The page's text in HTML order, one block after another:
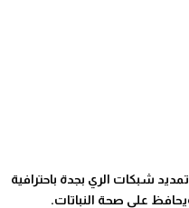
شبكات الري بجدة باحترافية
على صحة النباتات.